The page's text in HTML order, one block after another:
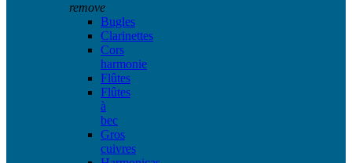
remove
Bugles
Clarinettes
Cors
harmonie
Flûtes
Flûtes
à
bec
Gros
cuivres